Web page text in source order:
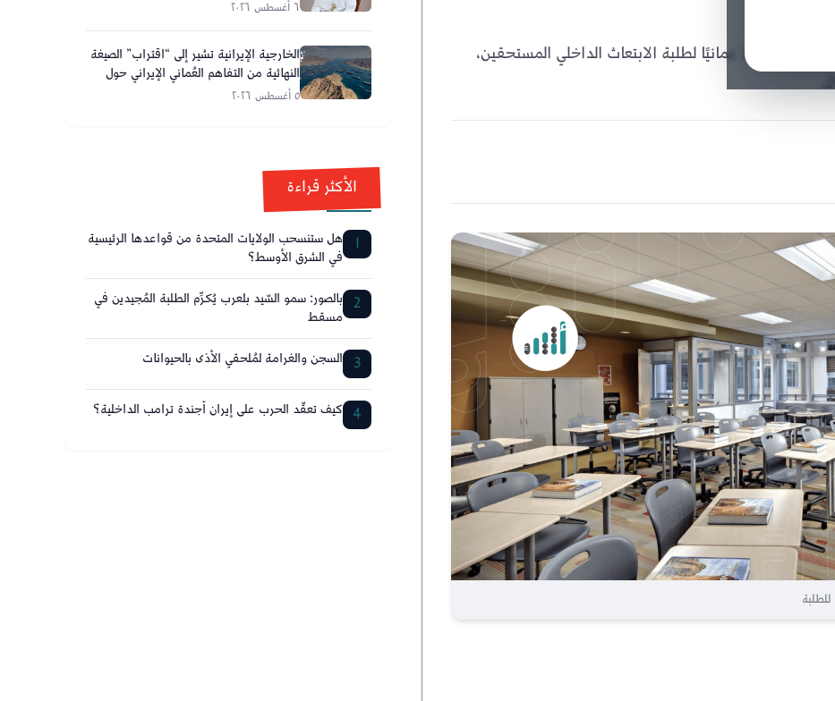
وزارة التعليم العالي تحدد مخصصات شهرية بقيمة 45 أو 90 ريالًا عمانيًا لطلبة الابتعاث الداخلي المستحقين،
٦ أغسطس ٢٠٢٦
الخارجية الإيرانية تشير إلى “اقتراب” الصيغة
النهائية من التفاهم العُماني الإيراني حول
مضيق هرمز
٥ أغسطس ٢٠٢٦
الأكثر قراءة
1 هل ستنسحب الولايات المتحدة من قواعدها الرئيسية
في الشرق الأوسط؟
2 بالصور: سمو السّيد بلعرب يُكرِّم الطلبة المُجيدين في
مسقط
3 السجن والغرامة لمُلحقي الأذى بالحيوانات
4 كيف تعقّد الحرب على إيران أجندة ترامب الداخلية؟